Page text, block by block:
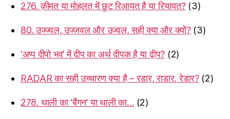
276. क़ीमत या मोहलत में छूट रिआयत है या रियायत? (3)
80. उज्ज्वल, उज्जवल और उज्वल, सही क्या और क्यों? (3)
‘अप्प दीपो भव’ में दीप का अर्थ दीपक है या द्वीप? (2)
RADAR का सही उच्चारण क्या है – रडार, राडार, रेडार? (2)
278. थाली का ‘बैंगन’ या थाली का… (2)